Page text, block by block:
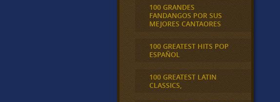
100 GRANDES
FANDANGOS POR SUS
MEJORES CANTAORES
100 GREATEST HITS POP
ESPAÑOL
100 GREATEST LATIN
CLASSICS,